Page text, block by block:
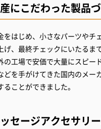
にこだわった製品
をはじめ、小さなパーツやチ
げ、最終チェックにいたるま
の工場で安価で大量にスピー
どを手がけてきた国内のメー
ることができました。
セージアクセサリ